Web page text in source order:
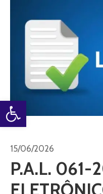
Open toolbar
15/06/2026
P.A.L. 061-